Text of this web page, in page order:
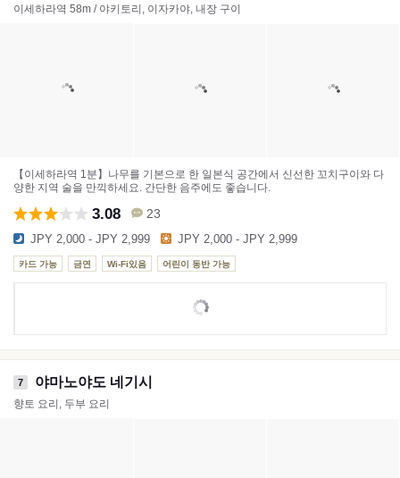
이세하라역 58m / 야키토리, 이자카야, 내장 구이
【이세하라역 1분】나무를 기본으로 한 일본식 공간에서 신선한 꼬치구이와 다
양한 지역 술을 만끽하세요. 간단한 음주에도 좋습니다.
3.08 23
JPY 2,000 - JPY 2,999 JPY 2,000 - JPY 2,999
카드 가능 금연 Wi-Fi있음 어린이 동반 가능
7 야마노야도 네기시
향토 요리, 두부 요리